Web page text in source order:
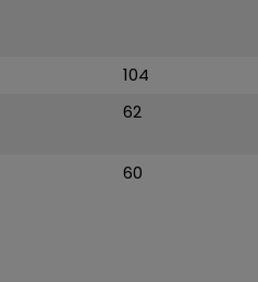
104
62
60